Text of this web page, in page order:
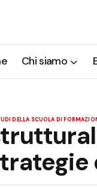
Chi siamo
DELLA SCUOLA DI